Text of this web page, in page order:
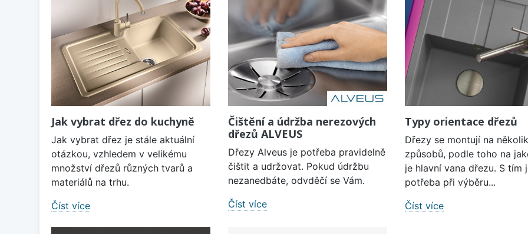
Jak vybrat dřez do kuchyně
Jak vybrat dřez je stále aktuální
otázkou, vzhledem v velikému
množství dřezů různých tvarů a
materiálů na trhu.
Číst více
Čištění a údržba nerezových
dřezů ALVEUS
Dřezy Alveus je potřeba pravidelně
čištit a udržovat. Pokud údržbu
nezanedbáte, odvděčí se Vám.
Číst více
Typy orientace dřezů
Dřezy se montují na několik
způsobů, podle toho na
je hlavní vana dřezu. S tím
potřeba při výběru...
Číst více